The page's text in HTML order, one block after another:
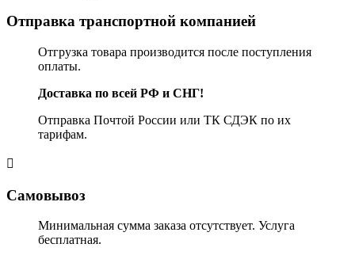
Отправка транспортной компанией
Отгрузка товара производится после поступления
оплаты.
Доставка по всей РФ и СНГ!
Отправка Почтой России или ТК СДЭК по их
тарифам.
Самовывоз
Минимальная сумма заказа отсутствует. Услуга
бесплатная.